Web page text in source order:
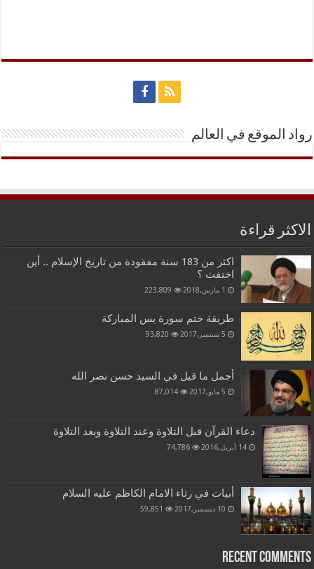
رواد الموقع في العالم
الاكثر قراءة
اكثر من 183 سنة مفقودة من تاريخ الإسلام .. أين
اختفت ؟
1 مارس,2018 223,809
طريقة ختم سورة يس المباركة
5 سبتمبر,2017 93,820
أجمل ما قيل في السيد حسن نصر الله
5 مايو,2017 87,014
دعاء القرآن قبل التلاوة وعند التلاوة وبعد التلاوة
14 أبريل,2016 74,786
أبيات في رثاء الامام الكاظم عليه السلام
10 ديسمبر,2017 59,851
Recent Comments